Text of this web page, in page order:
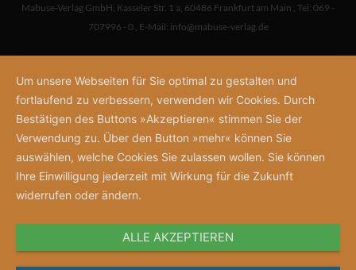
Mabuse-Verlag GmbH Kasseler Str. 1 a 60486 Frankfurt am Main Tel: 069 -
707996 - 0 E-Mail: info@mabuse-verlag.de
Um unsere Webseiten für Sie optimal zu gestalten und
fortlaufend zu verbessern, verwenden wir Cookies. Durch
Bestätigen des Buttons »Akzeptieren« stimmen Sie der
Verwendung zu. Über den Button »mehr« können Sie
auswählen, welche Cookies Sie zulassen wollen. Sie können
Ihre Einwilligung jederzeit mit Wirkung für die Zukunft
widerrufen oder ändern.
ALLE AKZEPTIEREN